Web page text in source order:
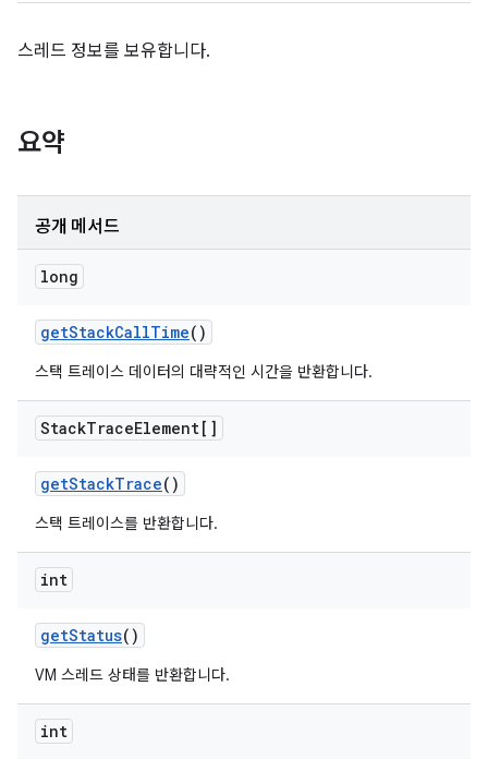
스레드 정보를 보유합니다.
요약
공개 메서드
long
getStackCallTime()
스택 트레이스 데이터의 대략적인 시간을 반환합니다.
StackTraceElement[]
getStackTrace()
스택 트레이스를 반환합니다.
int
getStatus()
VM 스레드 상태를 반환합니다.
int